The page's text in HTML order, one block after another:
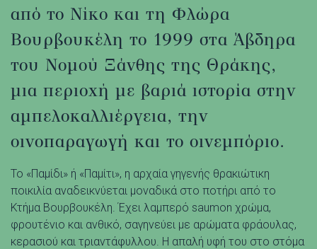
από το Νίκο και τη Φλώρα
Βουρβουκέλη το 1999 στα Άβδηρα
του Νομού Ξάνθης της Θράκης,
μια περιοχή με βαριά ιστορία στην
αμπελοκαλλιέργεια, την
οινοπαραγωγή και το οινεμπόριο.
Το «Παμίδι» ή «Παμίτι», η αρχαία γηγενής θρακιώτικη
ποικιλία αναδεικνύεται μοναδικά στο ποτήρι από το
Κτήμα Βουρβουκέλη. Έχει λαμπερό saumon χρώμα,
φρουτένιο και ανθικό, σαγηνεύει με αρώματα φράουλας,
κερασιού και τριαντάφυλλου. Η απαλή υφή του στο στόμα